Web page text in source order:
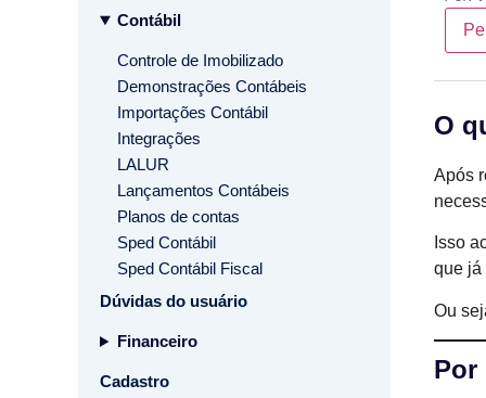
Contábil
Controle de Imobilizado
Demonstrações Contábeis
Importações Contábil
Integrações
LALUR
Lançamentos Contábeis
Planos de contas
Sped Contábil
Sped Contábil Fiscal
Dúvidas do usuário
Financeiro
Cadastro
O
Após
Isso
que já
Ou
Por